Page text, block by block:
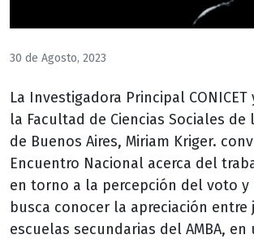
30 de Agosto, 2023
La Investigadora Principal
la Facultad de Ciencias Sociales de
de Buenos Aires, Miriam Kriger.
Encuentro Nacional acerca del
en torno a la percepción del voto
busca conocer la apreciación entre
escuelas secundarias del AMBA,